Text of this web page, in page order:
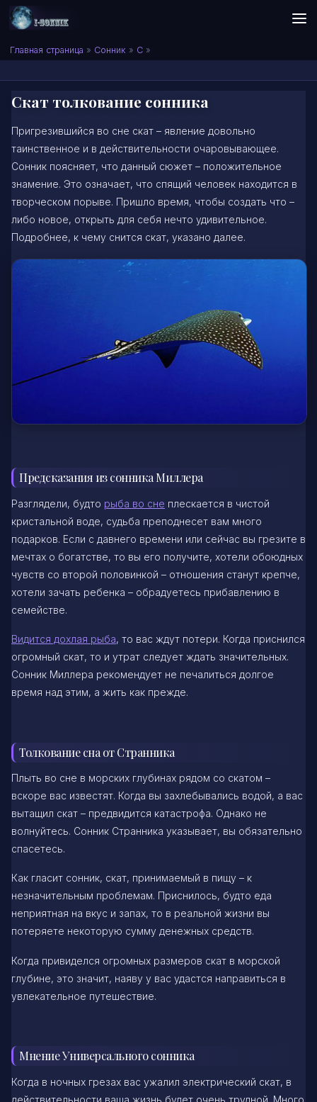
Skip to content
Сонник I-SONNIK.COM
Главная страница » Сонник » С »
Скат толкование сонника
Пригрезившийся во сне скат – явление довольно
таинственное и в действительности очаровывающее.
Сонник поясняет, что данный сюжет – положительное
знамение. Это означает, что спящий человек находится в
творческом порыве. Пришло время, чтобы создать что –
либо новое, открыть для себя нечто удивительное.
Подробнее, к чему снится скат, указано далее.
Предсказания из сонника Миллера
Разглядели, будто рыба во сне плескается в чистой
кристальной воде, судьба преподнесет вам много
подарков. Если с давнего времени или сейчас вы грезите в
мечтах о богатстве, то вы его получите, хотели обоюдных
чувств со второй половинкой – отношения станут крепче,
хотели зачать ребенка – обрадуетесь прибавлению в
семействе.
Видится дохлая рыба, то вас ждут потери. Когда приснился
огромный скат, то и утрат следует ждать значительных.
Сонник Миллера рекомендует не печалиться долгое
время над этим, а жить как прежде.
Толкование сна от Странника
Плыть во сне в морских глубинах рядом со скатом –
вскоре вас известят. Когда вы захлебывались водой, а вас
вытащил скат – предвидится катастрофа. Однако не
волнуйтесь. Сонник Странника указывает, вы обязательно
спасетесь.
Как гласит сонник, скат, принимаемый в пищу – к
незначительным проблемам. Приснилось, будто еда
неприятная на вкус и запах, то в реальной жизни вы
потеряете некоторую сумму денежных средств.
Когда привиделся огромных размеров скат в морской
глубине, это значит, наяву у вас удастся направиться в
увлекательное путешествие.
Мнение Универсального сонника
Когда в ночных грезах вас ужалил электрический скат, в
действительности ваша жизнь будет очень трудной. Много